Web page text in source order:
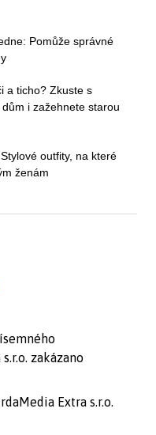
Pomůže správné
a ticho? Zkuste s
i zažehnete starou
outfity, na které
ženám
zakázano
Extra s.r.o.